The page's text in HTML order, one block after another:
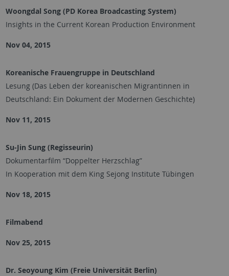
Woongdal Song (PD Korea Broadcasting System)
Insights in the Current Korean Production Environment
Nov 04, 2015
Koreanische Frauengruppe in Deutschland
Lesung (Das Leben der koreanischen Migrantinnen in
Deutschland: Ein Dokument der Modernen Geschichte)
Nov 11, 2015
Su-Jin Sung (Regisseurin)
Dokumentarfilm “Doppelter Herzschlag”
In Kooperation mit dem King Sejong Institute Tübingen
Nov 18, 2015
Filmabend
Nov 25, 2015
Dr. Seoyoung Kim (Freie Universität Berlin)